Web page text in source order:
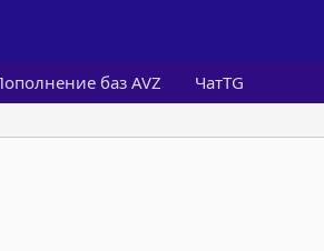
баз AVZ ЧатTG